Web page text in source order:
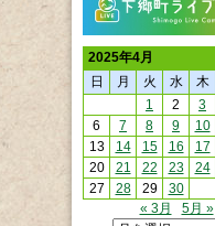
2025年4月
日
月 火 水 木
1
2 3
6
7 8 9 10
13
14 15 16 17
20
21 22 23 24
27
28 29
30
« 3月
5月 »